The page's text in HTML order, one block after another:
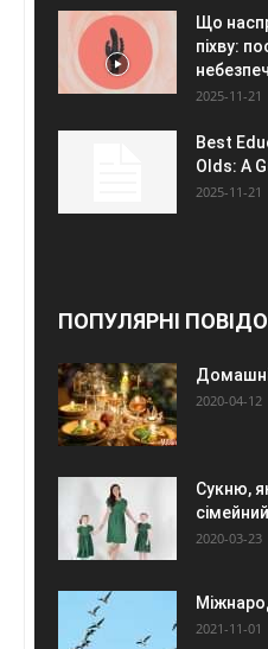
Що
піхву:
2025-11-21
Best
Olds: A
2025-11-21
ПОПУЛЯРНІ
Домашні
2020-04-12
Сукню,
2020-03-23
2021-11-01